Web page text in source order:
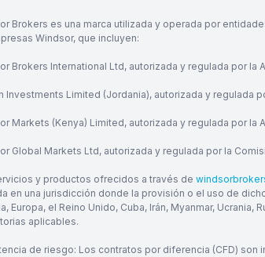
Brokers es una marca utilizada y operada por
Windsor, que incluyen:
Brokers International Ltd, autorizada y regulada por
Investments Limited (Jordania), autorizada y regulada
Markets (Kenya) Limited, autorizada y regulada por la
Global Markets Ltd, autorizada y regulada por la
y productos ofrecidos a través de
en una jurisdicción donde la provisión o el uso de
Europa, el Reino Unido, Cuba, Irán, Myanmar,
aplicables.
de riesgo: Los contratos por diferencia (CFD)